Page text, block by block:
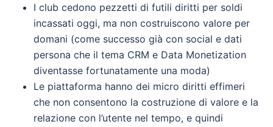
I club cedono pezzetti di futili diritti per soldi
incassati oggi, ma non costruiscono valore per
domani (come successo già con social e dati
persona che il tema CRM e Data Monetization
diventasse fortunatamente una moda)
Le piattaforma hanno dei micro diritti effimeri
che non consentono la costruzione di valore e la
relazione con l’utente nel tempo, e quindi